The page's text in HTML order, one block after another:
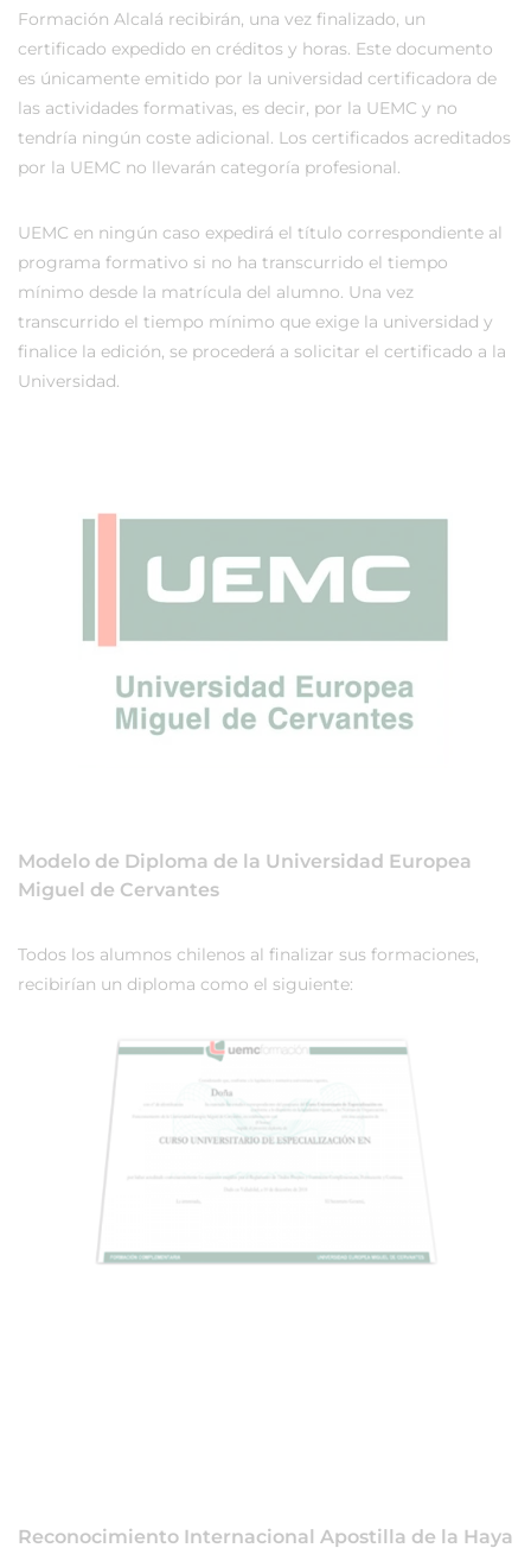
Formación Alcalá recibirán, una vez finalizado, un
certificado expedido en créditos y horas. Este documento
es únicamente emitido por la universidad certificadora de
las actividades formativas, es decir, por la UEMC y no
tendría ningún coste adicional. Los certificados acreditados
por la UEMC no llevarán categoría profesional.
UEMC en ningún caso expedirá el título correspondiente al
programa formativo si no ha transcurrido el tiempo
mínimo desde la matrícula del alumno. Una vez
transcurrido el tiempo mínimo que exige la universidad y
finalice la edición, se procederá a solicitar el certificado a la
Universidad.
Modelo de Diploma de la Universidad Europea
Miguel de Cervantes
Todos los alumnos chilenos al finalizar sus formaciones,
recibirían un diploma como el siguiente:
Reconocimiento Internacional Apostilla de la Haya